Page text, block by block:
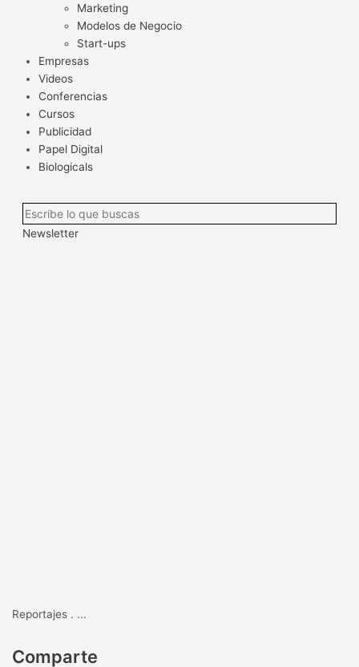
Marketing
Modelos de Negocio
Start-ups
Empresas
Videos
Conferencias
Cursos
Publicidad
Papel Digital
Biologicals
Newsletter
Reportajes . ...
Comparte